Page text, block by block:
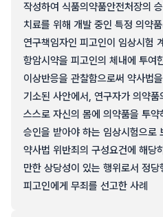
작성하여 식품의약품안전처장의
치료를 위해 개발 중인 특정 의약
연구책임자인 피고인이 임상시험
항암시약을 피고인의 체내에 투여
이상반응을 관찰함으로써 약사법
기소된 사안에서, 연구자가 의약
스스로 자신의 몸에 의약품을 투약
승인을 받아야 하는 임상시험으로
약사법 위반죄의 구성요건에 해당
만한 상당성이 있는 행위로서 정
피고인에게 무죄를 선고한 사례